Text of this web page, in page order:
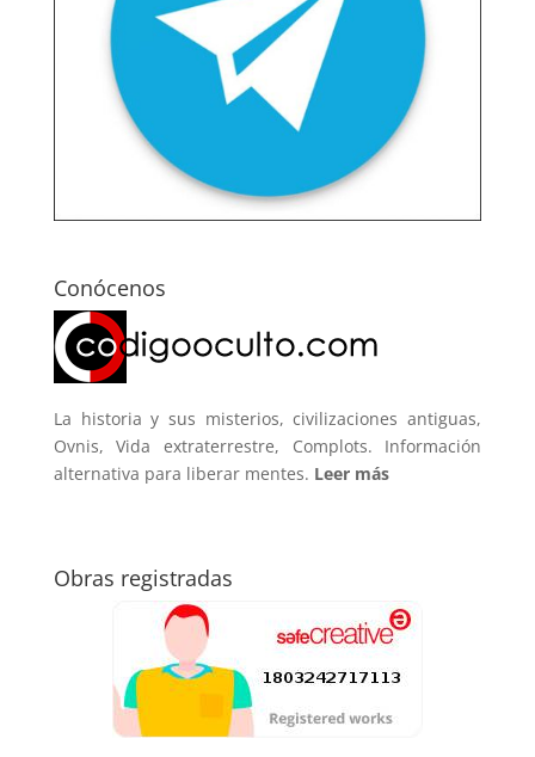
Conócenos
La historia y sus misterios, civilizaciones antiguas,
Ovnis, Vida extraterrestre, Complots. Información
alternativa para liberar mentes. Leer más
Obras registradas